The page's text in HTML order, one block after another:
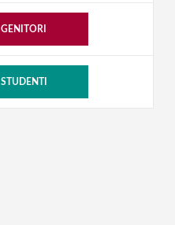
GENITORI
STUDENTI